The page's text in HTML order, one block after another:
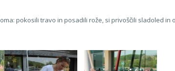
pokosili travo in posadili rože, si privoščili sladoled in